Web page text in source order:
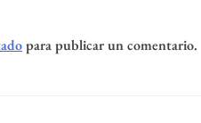
para publicar un comentario.